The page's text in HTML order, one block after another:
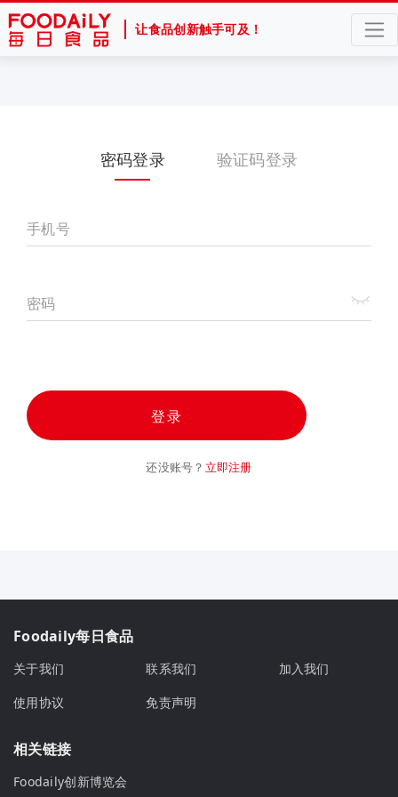
让食品创新触手可及！
密码登录 验证码登录
手机号
密码
登录
还没账号？ 立即注册
Foodaily每日食品
关于我们 联系我们
加入我们
使用协议
免责声明
相关链接
Foodaily创新博览会